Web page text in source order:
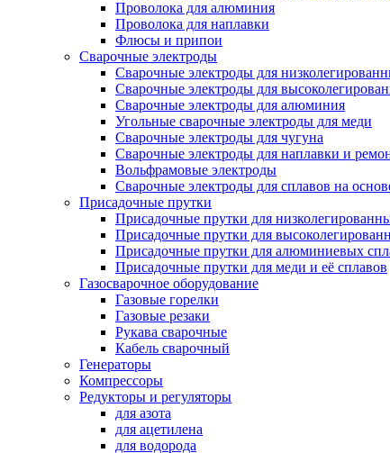
Проволока для алюминия
Проволока для наплавки
Флюсы и припои
Сварочные электроды
Сварочные электроды для
Сварочные электроды для
Сварочные электроды для алюминия
Угольные сварочные электроды для меди
Сварочные электроды для чугуна
Сварочные электроды для наплавки и
Вольфрамовые электроды
Сварочные электроды для сплавов на
Присадочные прутки
Присадочные прутки для
Присадочные прутки для
Присадочные прутки для алюминиевых
Присадочные прутки для меди и её сплавов
Газосварочное оборудование
Газовые горелки
Газовые резаки
Рукава сварочные
Кабель сварочный
Генераторы
Компрессоры
Редукторы и регуляторы
для азота
для ацетилена
для водорода